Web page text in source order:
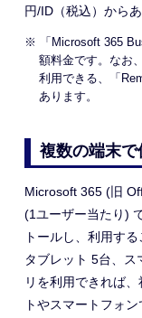
円/ID（税込）からあ
※ 「Microsoft 365
額料金です。なお
利用できる、「
あります。
複数の端末で
Microsoft 365 (旧
(1ユーザー当たり)
トールし、利用す
タブレット 5台、
リを利用できれば
トやスマートフォ